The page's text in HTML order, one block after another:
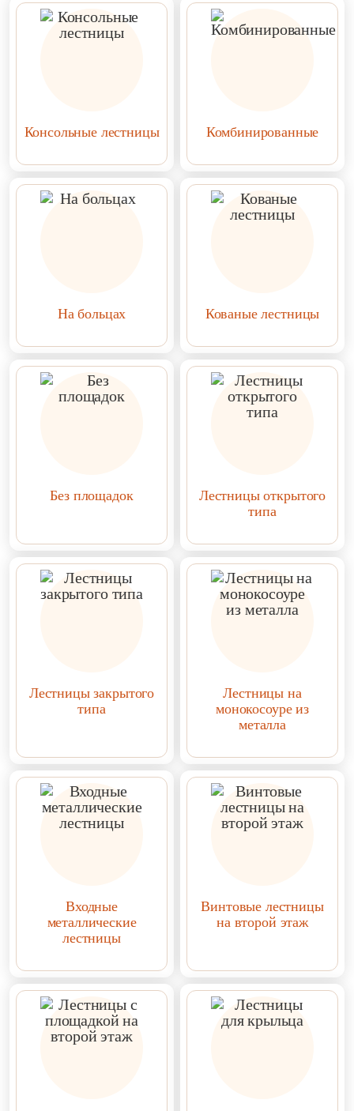
Консольные лестницы Комбинированные
На больцах Кованые лестницы
Без площадок
Лестницы открытого
типа
Лестницы закрытого
типа
Лестницы на
монокосоуре из
металла
Входные
металлические
лестницы
Винтовые лестницы
на второй этаж